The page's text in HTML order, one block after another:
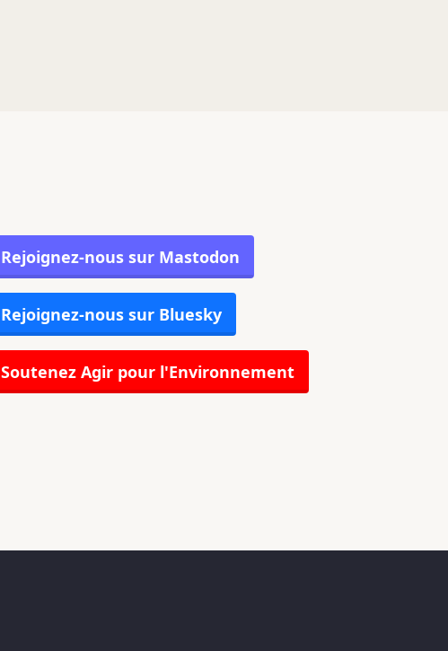
Rejoignez-nous sur Mastodon
Rejoignez-nous sur Bluesky
Soutenez Agir pour l'Environnement